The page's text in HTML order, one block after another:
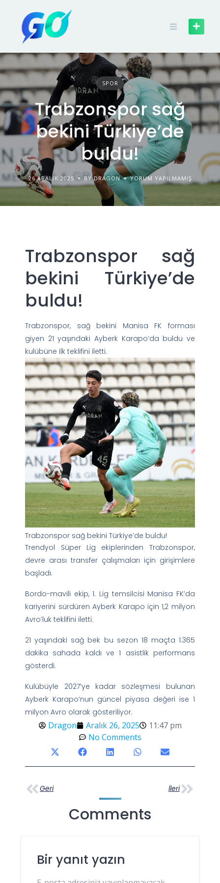
SPOR
Trabzonspor sağ
bekini Türkiye’de
buldu!
26 ARALIK 2025 BY DRAGON YORUM YAPILMAMIŞ
Trabzonspor sağ
bekini Türkiye’de
buldu!
Trabzonspor, sağ bekini Manisa FK forması
giyen 21 yaşındaki Ayberk Karapo’da buldu ve
kulübüne ilk teklifini iletti.
Trabzonspor sağ bekini Türkiye’de buldu!
Trendyol Süper Lig ekiplerinden Trabzonspor,
devre arası transfer çalışmaları için girişimlere
başladı.
Bordo-mavili ekip, 1. Lig temsilcisi Manisa FK’da
kariyerini sürdüren Ayberk Karapo için 1,2 milyon
Avro’luk teklifini iletti.
21 yaşındaki sağ bek bu sezon 18 maçta 1.365
dakika sahada kaldı ve 1 asistlik performans
gösterdi.
Kulübüyle 2027’ye kadar sözleşmesi bulunan
Ayberk Karapo’nun güncel piyasa değeri ise 1
milyon Avro olarak gösteriliyor.
Dragon Aralık 26, 2025
11:47 pm
No Comments
Geri İleri
Comments
Bir yanıt yazın